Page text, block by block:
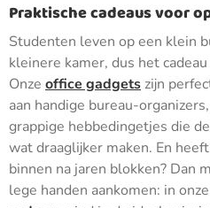
Praktische cadeaus voor
Studenten leven op een klein
kleinere kamer, dus het
Onze office gadgets zijn
aan handige bureau-
grappige hebbedingetjes die
wat draaglijker maken. En
binnen na jaren blokken? Dan
lege handen aankomen: in